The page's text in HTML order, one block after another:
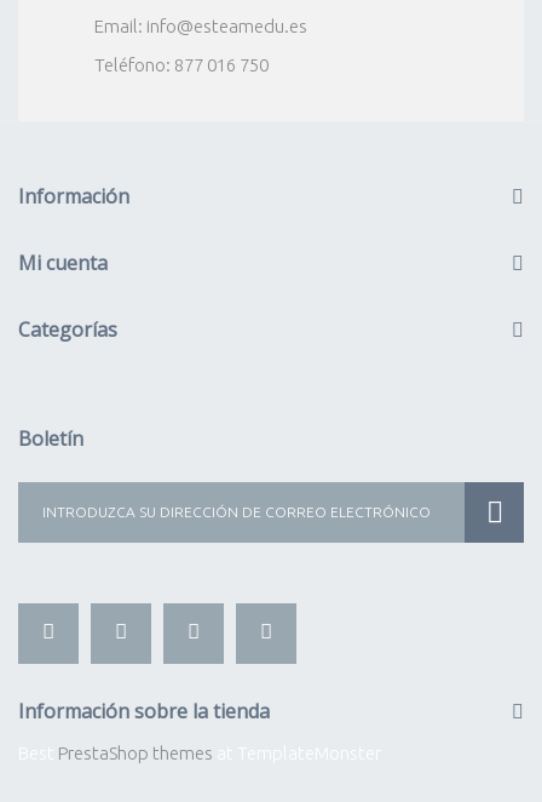
Email: info@esteamedu.es
Teléfono: 877 016 750
Información
Mi cuenta
Categorías
Boletín
Información sobre la tienda
PrestaShop themes